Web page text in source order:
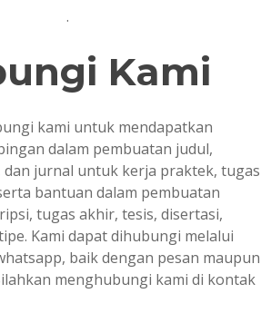
.
Kami
kami untuk mendapatkan
dalam pembuatan judul,
jurnal untuk kerja praktek, tugas
bantuan dalam pembuatan
tugas akhir, tesis, disertasi,
Kami dapat dihubungi melalui
baik dengan pesan maupun
menghubungi kami di kontak